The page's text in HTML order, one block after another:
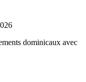
dominicaux avec